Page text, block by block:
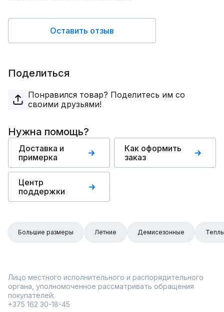
Оставить отзыв
Поделиться
Понравился товар? Поделитесь им со
своими друзьями!
Нужна помощь?
Доставка и
примерка
Как оформить
заказ
Центр
поддержки
Большие размеры Летние Демисезонные
Лицо местного исполнительного и распорядительного
органа, уполномоченное рассматривать обращения
покупателей:
+375 162 30-18-45